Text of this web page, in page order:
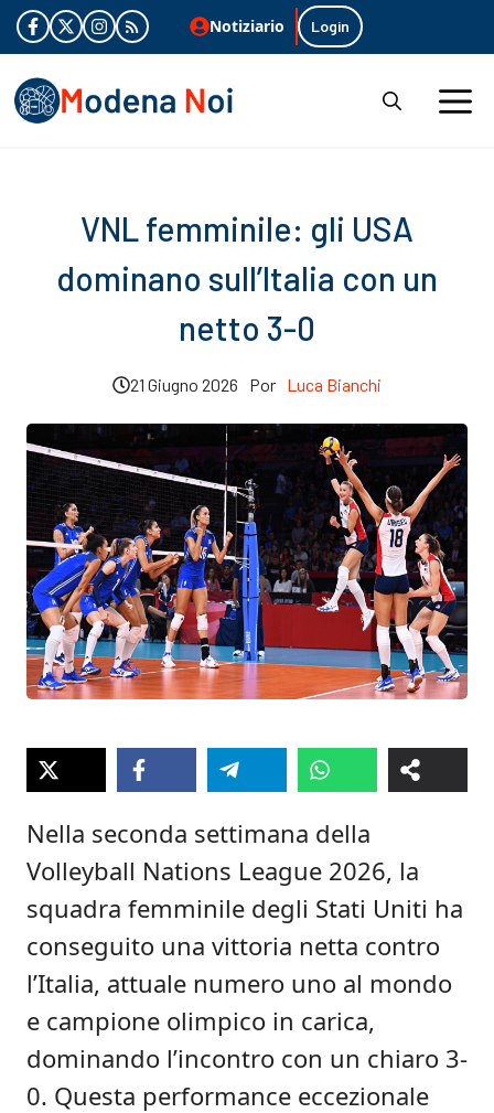
Vai
al
contenuto
Notiziario Login
VNL femminile: gli USA
dominano sull’Italia con un
netto 3-0
21 Giugno 2026 Por Luca Bianchi
Nella seconda settimana della
Volleyball Nations League 2026, la
squadra femminile degli Stati Uniti ha
conseguito una vittoria netta contro
l’Italia, attuale numero uno al mondo
e campione olimpico in carica,
dominando l’incontro con un chiaro 3-
0. Questa performance eccezionale